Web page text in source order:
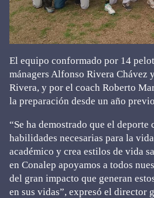
El equipo conformado por 14
mánagers Alfonso Rivera Chávez
Rivera, y por el coach Roberto
la preparación desde un año
“Se ha demostrado que el deporte
habilidades necesarias para la
académico y crea estilos de vida
en Conalep apoyamos a todos
del gran impacto que generan
en sus vidas”, expresó el director